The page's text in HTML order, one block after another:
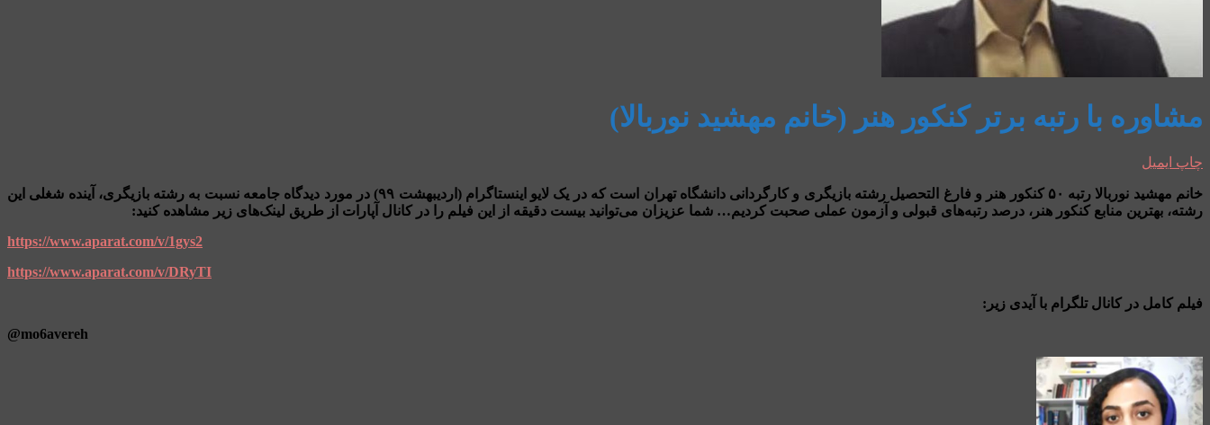
مشاوره با رتبه برتر کنکور هنر (خانم مهشید نوربالا)
چاپ ایمیل
خانم مهشید نوربالا رتبه ۵۰ کنکور هنر و فارغ التحصیل رشته بازیگری و کارگردانی دانشگاه تهران است که در یک لایو اینستاگرام (اردیبهشت ۹۹) در مورد دیدگاه جامعه نسبت به رشته بازیگری، آینده شغلی این
رشته، بهترین منابع کنکور هنر، درصد رتبه‌های قبولی و آزمون عملی صحبت کردیم… شما عزیزان می‌توانید بیست دقیقه از این فیلم را در کانال آپارات از طریق لینک‌های زیر مشاهده کنید:
https://www.aparat.com/v/1gys2
https://www.aparat.com/v/DRyTI
فیلم کامل در کانال تلگرام با آیدی زیر:
mo6avereh@